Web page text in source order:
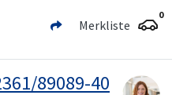
Merkliste
0
89089-40